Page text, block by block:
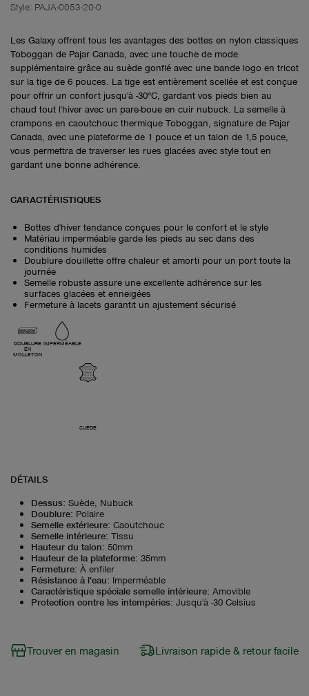
Style: PAJA-0053-20-0
Les Galaxy offrent tous les avantages des bottes en nylon classiques
Toboggan de Pajar Canada, avec une touche de mode
supplémentaire grâce au suède gonflé avec une bande logo en tricot
sur la tige de 6 pouces. La tige est entièrement scellée et est conçue
pour offrir un confort jusqu'à -30°C, gardant vos pieds bien au
chaud tout l'hiver avec un pare-boue en cuir nubuck. La semelle à
crampons en caoutchouc thermique Toboggan, signature de Pajar
Canada, avec une plateforme de 1 pouce et un talon de 1,5 pouce,
vous permettra de traverser les rues glacées avec style tout en
gardant une bonne adhérence.
CARACTÉRISTIQUES
Bottes d'hiver tendance conçues pour le confort et le style
Matériau imperméable garde les pieds au sec dans des
conditions humides
Doublure douillette offre chaleur et amorti pour un port toute la
journée
Semelle robuste assure une excellente adhérence sur les
surfaces glacées et enneigées
Fermeture à lacets garantit un ajustement sécurisé
DOUBLURE
EN
MOLLETON
IMPERMÉABLE
SUÈDE
DÉTAILS
Dessus: Suède, Nubuck
Doublure: Polaire
Semelle extérieure: Caoutchouc
Semelle intérieure: Tissu
Hauteur du talon: 50mm
Hauteur de la plateforme: 35mm
Fermeture: À enfiler
Résistance à l'eau: Imperméable
Caractéristique spéciale semelle intérieure: Amovible
Protection contre les intempéries: Jusqu'à -30 Celsius
Trouver en magasin Livraison rapide & retour facile